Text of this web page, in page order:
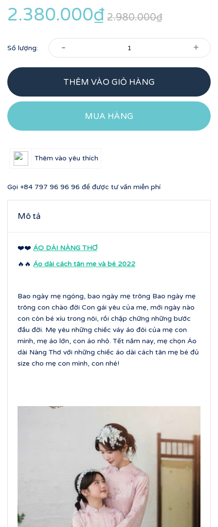
2.380.000₫ 2.980.000₫
Số lượng: - +
THÊM VÀO GIỎ HÀNG
MUA HÀNG
Thêm vào yêu thích
Gọi +84 797 96 96 96 để được tư vấn miễn phí
Mô tả
❤️❤️ ÁO DÀI NÀNG THƠ
🔥🔥 Áo dài cách tân mẹ và bé 2022
Bao ngày mẹ ngóng, bao ngày mẹ trông Bao ngày mẹ
trông con chào đời Con gái yêu của mẹ, mới ngày nào
con còn bé xíu trong nôi, rồi chập chững những bước
đầu đời. Mẹ yêu những chiếc váy áo đôi của mẹ con
mình, mẹ áo lớn, con áo nhỏ. Tết năm nay, mẹ chọn Áo
dài Nàng Thơ với những chiếc áo dài cách tân mẹ bé đủ
size cho mẹ con mình, con nhé!